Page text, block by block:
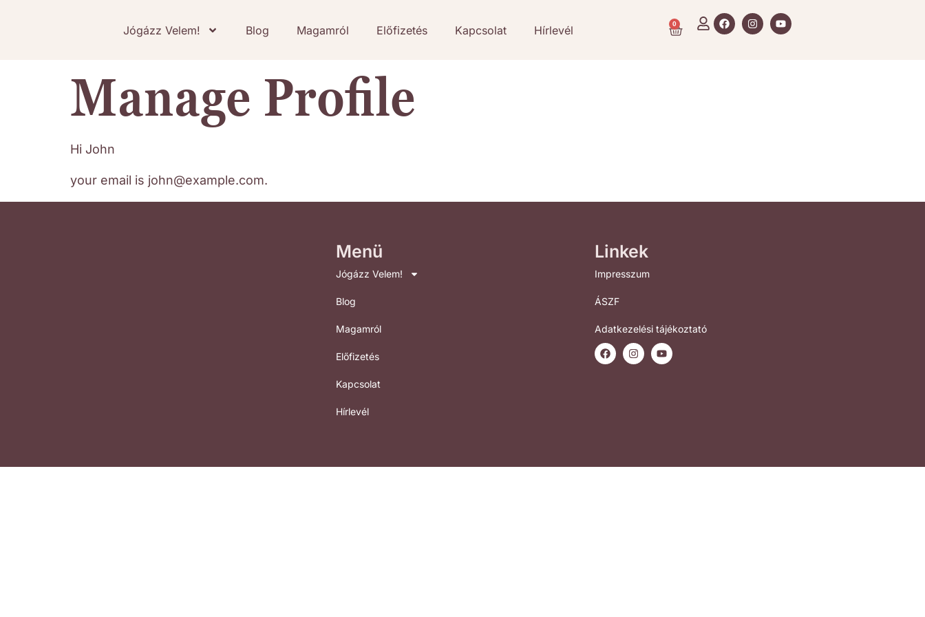
Jógázz Velem! Blog Magamról Előfizetés Kapcsolat Hírlevél 0
Manage Profile
Hi John
your email is john@example.com.
Menü
Jógázz Velem!
Blog
Magamról
Előfizetés
Kapcsolat
Hírlevél
Linkek
Impresszum
ÁSZF
Adatkezelési tájékoztató